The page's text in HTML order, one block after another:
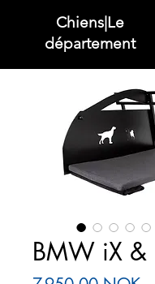
Chiens|Le
département
BMW iX &